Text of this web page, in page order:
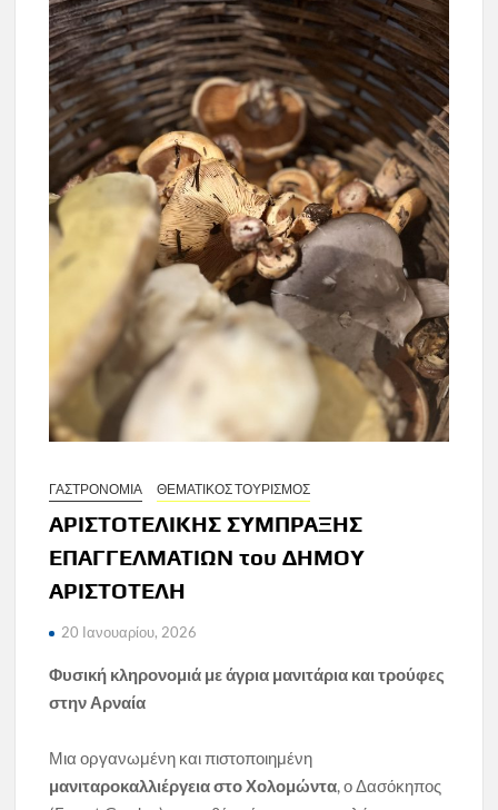
ΓΑΣΤΡΟΝΟΜΙΑ ΘΕΜΑΤΙΚΟΣ ΤΟΥΡΙΣΜΟΣ
ΑΡΙΣΤΟΤΕΛΙΚΗΣ ΣΥΜΠΡΑΞΗΣ
ΕΠΑΓΓΕΛΜΑΤΙΩΝ του ΔΗΜΟΥ
ΑΡΙΣΤΟΤΕΛΗ
20 Ιανουαρίου, 2026
Φυσική κληρονομιά με άγρια μανιτάρια και τρούφες
στην Αρναία
Μια οργανωμένη και πιστοποιημένη
μανιταροκαλλιέργεια στο Χολομώντα, ο Δασόκηπος